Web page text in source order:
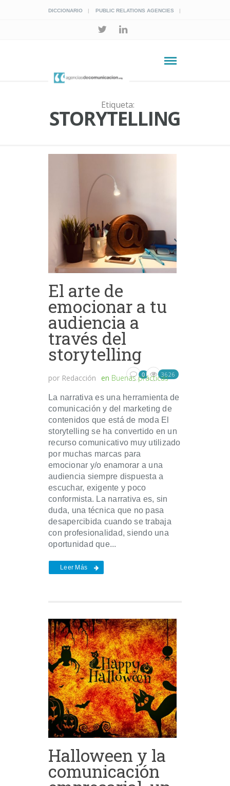
DICCIONARIO PUBLIC RELATIONS AGENCIES
Etiqueta:
STORYTELLING
El arte de
emocionar a tu
audiencia a
través del
storytelling
por Redacción en Buenas prácticas
0 3626
La narrativa es una herramienta de
comunicación y del marketing de
contenidos que está de moda El
storytelling se ha convertido en un
recurso comunicativo muy utilizado
por muchas marcas para
emocionar y/o enamorar a una
audiencia siempre dispuesta a
escuchar, exigente y poco
conformista. La narrativa es, sin
duda, una técnica que no pasa
desapercibida cuando se trabaja
con profesionalidad, siendo una
oportunidad que...
Leer Más
Halloween y la
comunicación